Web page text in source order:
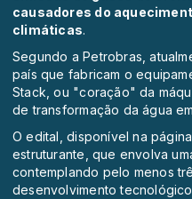
causadores do
climáticas.
Segundo a Petrobras,
país que fabricam o
Stack, ou "coração" da
de transformação da água
O edital, disponível na
estruturante, que envolva
contemplando pelo menos
desenvolvimento